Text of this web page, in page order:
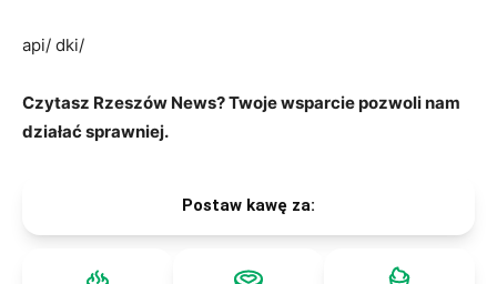
api/ dki/
Czytasz Rzeszów News? Twoje wsparcie pozwoli nam
działać sprawniej.
Postaw kawę za: